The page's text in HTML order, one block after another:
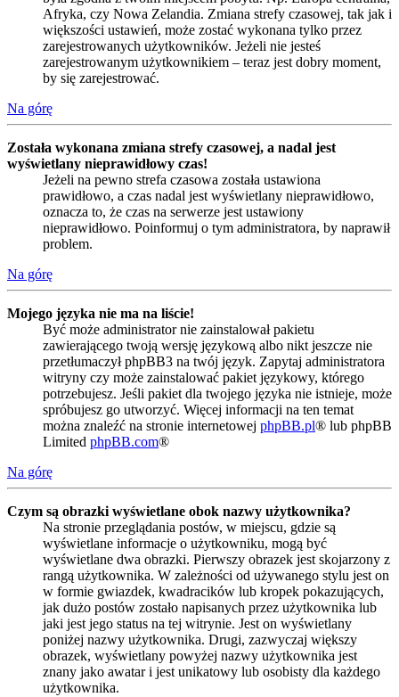
Afryka, czy Nowa Zelandia. Zmiana strefy czasowej, tak jak i
większości ustawień, może zostać wykonana tylko przez
zarejestrowanych użytkowników. Jeżeli nie jesteś
zarejestrowanym użytkownikiem – teraz jest dobry moment,
by się zarejestrować.
Na górę
Została wykonana zmiana strefy czasowej, a nadal jest
wyświetlany nieprawidłowy czas!
Jeżeli na pewno strefa czasowa została ustawiona
prawidłowo, a czas nadal jest wyświetlany nieprawidłowo,
oznacza to, że czas na serwerze jest ustawiony
nieprawidłowo. Poinformuj o tym administratora, by naprawił
problem.
Na górę
Mojego języka nie ma na liście!
Być może administrator nie zainstalował pakietu
zawierającego twoją wersję językową albo nikt jeszcze nie
przetłumaczył phpBB3 na twój język. Zapytaj administratora
witryny czy może zainstalować pakiet językowy, którego
potrzebujesz. Jeśli pakiet dla twojego języka nie istnieje, może
spróbujesz go utworzyć. Więcej informacji na ten temat
można znaleźć na stronie internetowej phpBB.pl® lub phpBB
Limited phpBB.com®
Na górę
Czym są obrazki wyświetlane obok nazwy użytkownika?
Na stronie przeglądania postów, w miejscu, gdzie są
wyświetlane informacje o użytkowniku, mogą być
wyświetlane dwa obrazki. Pierwszy obrazek jest skojarzony z
rangą użytkownika. W zależności od używanego stylu jest on
w formie gwiazdek, kwadracików lub kropek pokazujących,
jak dużo postów zostało napisanych przez użytkownika lub
jaki jest jego status na tej witrynie. Jest on wyświetlany
poniżej nazwy użytkownika. Drugi, zazwyczaj większy
obrazek, wyświetlany powyżej nazwy użytkownika jest
znany jako awatar i jest unikatowy lub osobisty dla każdego
użytkownika.